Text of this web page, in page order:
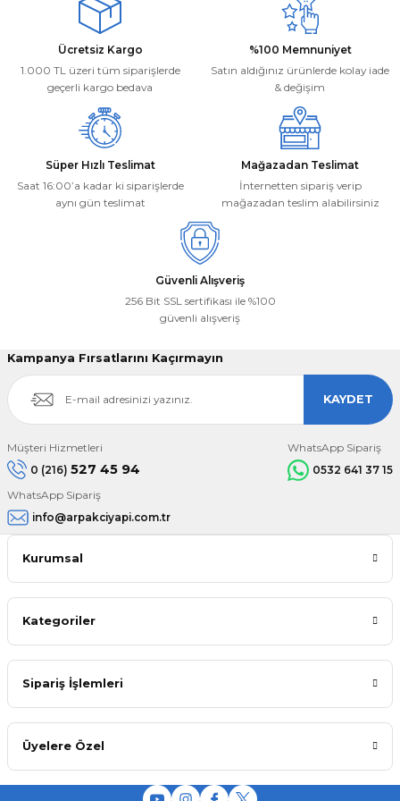
Ürün açıklamasında eksik bilgiler bulunuyor.
Ürün bilgilerinde hatalar bulunuyor.
Ürün fiyatı diğer sitelerden daha pahalı.
Bu ürüne benzer farklı alternatifler olmalı.
Deneyimini Paylaş
Ücretsiz Kargo
1.000 TL üzeri tüm siparişlerde
geçerli kargo bedava
%100 Memnuniyet
Satın aldığınız ürünlerde kolay iade
& değişim
Süper Hızlı Teslimat
Saat 16:00’a kadar ki siparişlerde
aynı gün teslimat
Mağazadan Teslimat
İnternetten sipariş verip
mağazadan teslim alabilirsiniz
Güvenli Alışveriş
256 Bit SSL sertifikası ile %100
güvenli alışveriş
Kampanya Fırsatlarını Kaçırmayın
KAYDET
Müşteri Hizmetleri
0 (216) 527 45 94
WhatsApp Sipariş
0532 641 37 15
WhatsApp Sipariş
info@arpakciyapi.com.tr
Kurumsal
Kategoriler
Sipariş İşlemleri
Üyelere Özel